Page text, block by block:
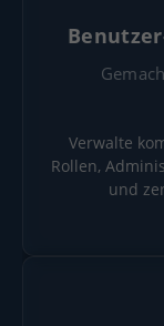
Verwalte
Rollen,
und